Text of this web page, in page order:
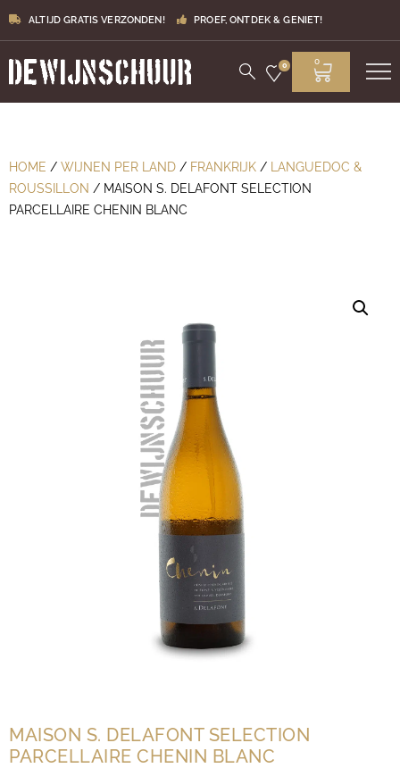
ALTIJD GRATIS VERZONDEN! PROEF, ONTDEK & GENIET!
0 0
HOME / WIJNEN PER LAND / FRANKRIJK / LANGUEDOC &
ROUSSILLON / MAISON S. DELAFONT SELECTION
PARCELLAIRE CHENIN BLANC
MAISON S. DELAFONT SELECTION
PARCELLAIRE CHENIN BLANC